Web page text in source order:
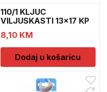
110/1 KLJUC
VILJUSKASTI 13×17 KP
600078
8,10 KM
Dodaj u košaricu